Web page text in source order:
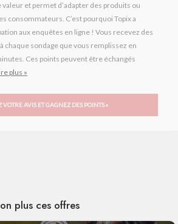
valeur et permet d’adapter des produits ou
consommateurs. C’est pourquoi Topix a
aux enquêtes en ligne ! Vous recevez des
chaque sondage que vous remplissez en
Ces points peuvent être échangés
plus »
VOTRE AVIS ET GAGNEZ DES POINTS »
plus ces offres